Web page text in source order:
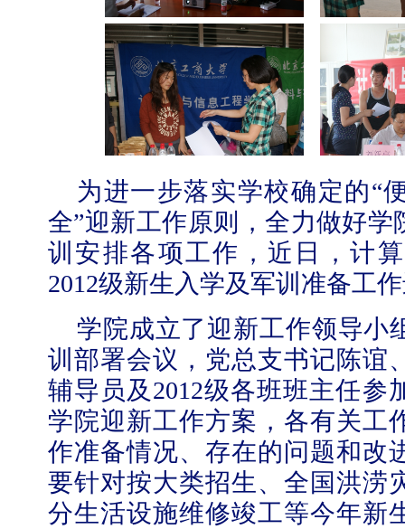
为进一步落实学校确定的“
全”迎新工作原则，全力做好学
训安排各项工作，近日，计
2012级新生入学及军训准备工
学院成立了迎新工作领导小
训部署会议，党总支书记陈谊
辅导员及 2012级各班班主任参
学院迎新工作方案，各有关工
作准备情况、存在的问题和改
要针对按大类招生、全国洪涝
分生活设施维修竣工等今年新
【审核评估】新一轮本科教育教学审核评估工作